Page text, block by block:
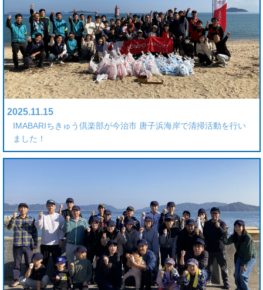
2025.11.15
IMABARIちきゅう倶楽部が今治市 唐子浜海岸で清掃活動を行い
ました！